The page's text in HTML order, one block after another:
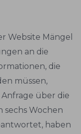
Website Mängel
an die
die
müssen,
über die
Wochen
haben